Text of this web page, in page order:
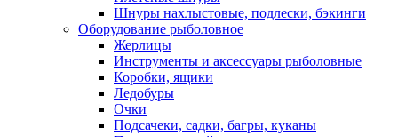
Шнуры нахлыстовые, подлески, бэкинги
Оборудование рыболовное
Жерлицы
Инструменты и аксессуары рыболовные
Коробки, ящики
Ледобуры
Очки
Подсачеки, садки, багры, куканы